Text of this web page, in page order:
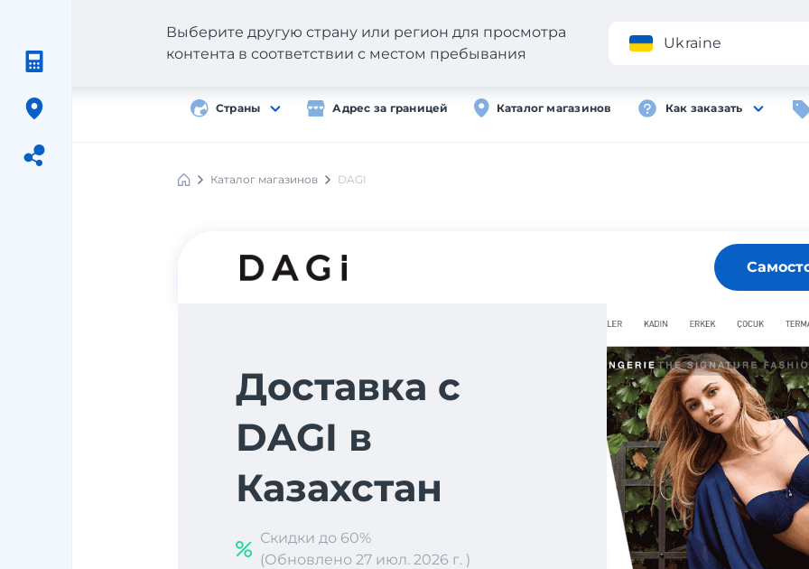
Страны Адрес за границей Каталог магазинов Как заказать
Выберите другую страну или регион для просмотра
контента в соответствии с местом пребывания
Ukraine
Meest
Каталог магазинов DAGI
Доставка с
DAGI в
Казахстан
Скидки до 60%
(Обновлено 27 июл. 2026 г. )